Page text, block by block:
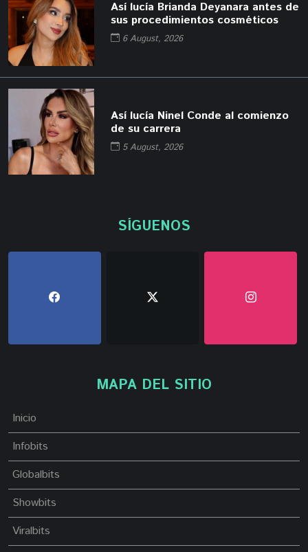
Así lucía Brianda Deyanara antes de
sus procedimientos cosméticos
6 August, 2026
Así lucía Ninel Conde al comienzo
de su carrera
5 August, 2026
SÍGUENOS
MAPA DEL SITIO
Inicio
Infobits
Globalbits
Showbits
Viralbits